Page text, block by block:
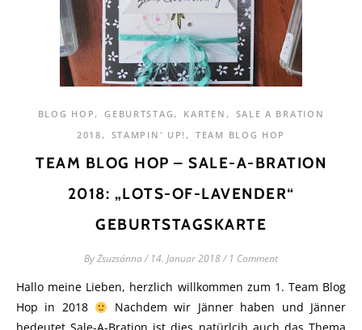
BLOG HOP ,GEBURTSTAG , KARTEN , SALE A BRATION
2018 , STAMPIN' UP! ,TEAM BLOG HOP
TEAM BLOG HOP – SALE-A-BRATION
2018: „LOTS-OF-LAVENDER“
GEBURTSTAGSKARTE
ByZsuzsánna/ 14. Januar 2018/ 1 Comment
Hallo meine Lieben, herzlich willkommen zum 1. Team Blog
Hop in 2018
Nachdem wir Jänner haben und Jänner